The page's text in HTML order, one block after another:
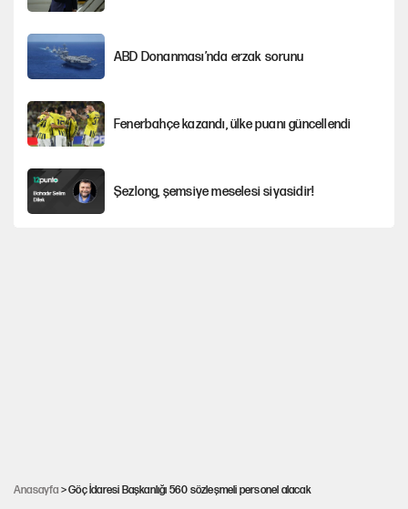
ABD Donanması’nda erzak sorunu
Fenerbahçe kazandı, ülke puanı güncellendi
Şezlong, şemsiye meselesi siyasidir!
Anasayfa > Göç İdaresi Başkanlığı 560 sözleşmeli personel alacak